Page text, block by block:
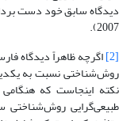
2007).
[2] اگرچه ظاهراً دیدگاه
روش‌شناختی نسبت به
نکته اینجاست که هنگامی
‌طبیعی‌گرایی روش‌شناختی